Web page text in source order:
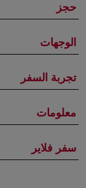
حجز
الوجهات
تجربة السفر
معلومات
سفر فلاير